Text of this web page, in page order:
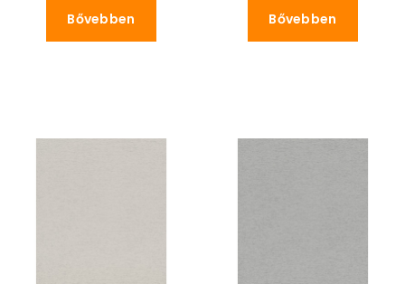
Bővebben Bővebben